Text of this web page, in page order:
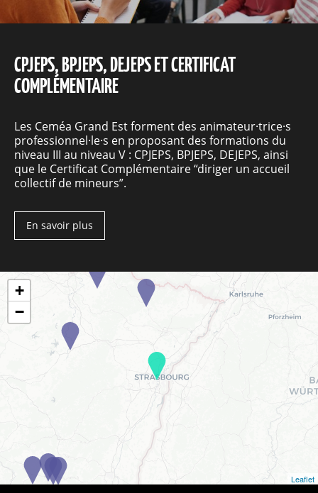
CPJEPS, BPJEPS, DEJEPS ET CERTIFICAT
COMPLÉMENTAIRE
Les Ceméa Grand Est forment des animateur·trice·s
professionnel·le·s en proposant des formations du
niveau III au niveau V : CPJEPS, BPJEPS, DEJEPS, ainsi
que le Certificat Complémentaire “diriger un accueil
collectif de mineurs”.
En savoir plus
+
−
Leaflet